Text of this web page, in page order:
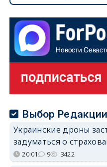
Выбор Редакции
Украинские дроны
задуматься о
20:01 9 3422